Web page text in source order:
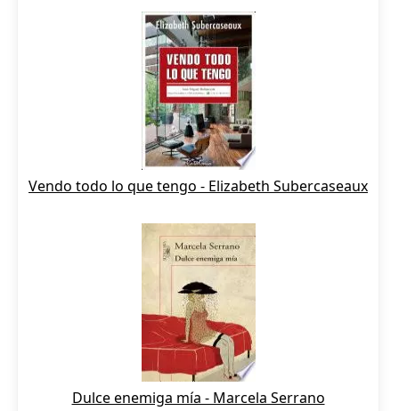
Vendo todo lo que tengo - Elizabeth Subercaseaux
Dulce enemiga mía - Marcela Serrano